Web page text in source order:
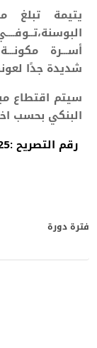
أســـرة
شديدة جدًا
سيتم اقتطاع
البنكي بحسب
رقم التصريح :3/567/2025.
فترة دورة